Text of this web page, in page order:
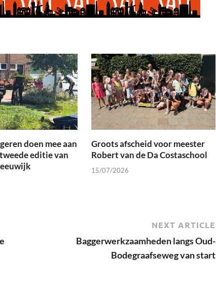
doen mee aan
editie van
Groots afscheid voor meester
Robert van de Da Costaschool
15/07/2026
NEXT ARTICLE
Baggerwerkzaamheden langs Oud-
Bodegraafseweg van start